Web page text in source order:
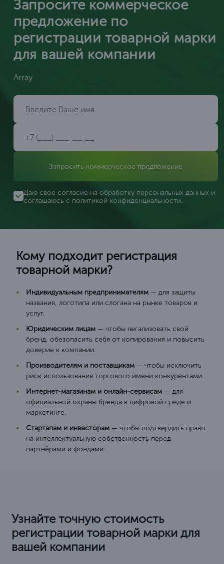
Запросите коммерческое
предложение по
регистрации товарной марки
для вашей компании
Array
Запросить коммерческое предложение
Даю свое согласие на обработку персональных данных и
соглашаюсь с политикой конфиденциальности.
Кому подходит регистрация
товарной марки?
Индивидуальным предпринимателям — для защиты
названия, логотипа или слогана на рынке товаров и
услуг.
Юридическим лицам — чтобы легализовать свой
бренд, обезопасить себя от копирования и повысить
доверие к компании.
Производителям и поставщикам — чтобы исключить
риск использования торгового имени конкурентами.
Интернет-магазинам и онлайн-сервисам — для
официальной охраны бренда в цифровой среде и
маркетинге.
Стартапам и инвесторам — чтобы подтвердить право
на интеллектуальную собственность перед
партнёрами и фондами.
Узнайте точную стоимость
регистрации товарной марки для
вашей компании